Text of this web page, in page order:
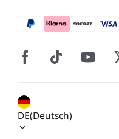
DE(Deutsch)